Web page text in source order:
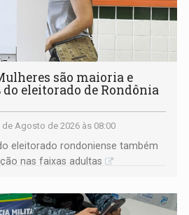
são maioria e
do eleitorado de Rondônia
de Agosto de 2026 às 08:00
eleitorado rondoniense também
nas faixas adultas